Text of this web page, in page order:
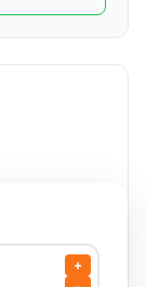
+